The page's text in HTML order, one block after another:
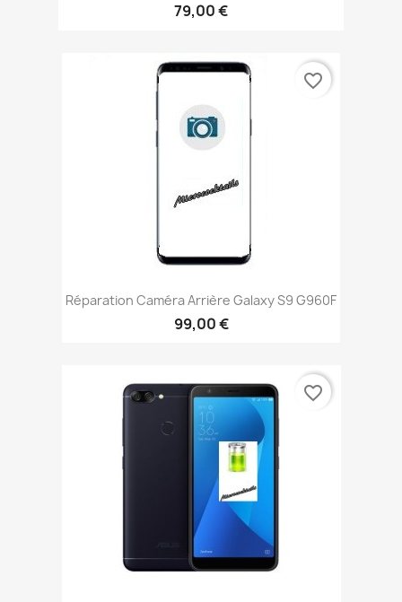
79,00 €
Réparation Caméra Arrière Galaxy S9 G960F
99,00 €
favorite_border
favorite_border